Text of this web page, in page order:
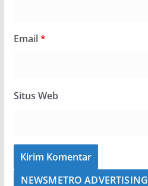
Email*
Situs Web
NEWSMETRO ADVERTISING